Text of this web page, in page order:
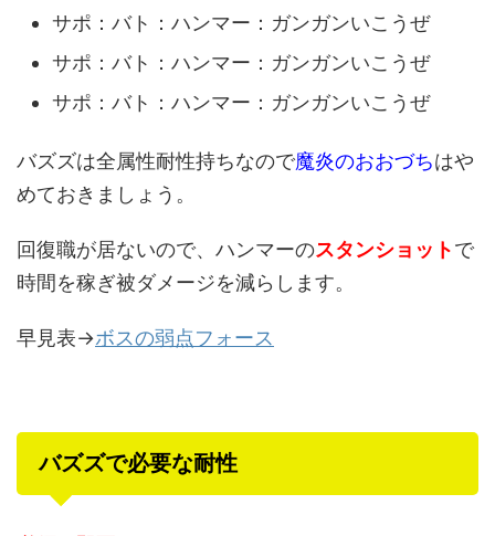
サポ：バト：ハンマー：ガンガンいこうぜ
サポ：バト：ハンマー：ガンガンいこうぜ
サポ：バト：ハンマー：ガンガンいこうぜ
バズズは全属性耐性持ちなので魔炎のおおづちはや
めておきましょう。
回復職が居ないので、ハンマーのスタンショットで
時間を稼ぎ被ダメージを減らします。
早見表→ボスの弱点フォース
バズズで必要な耐性